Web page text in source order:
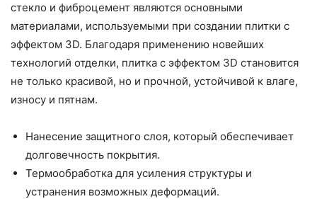
стекло и фиброцемент являются основными
материалами, используемыми при создании плитки с
эффектом 3D. Благодаря применению новейших
технологий отделки, плитка с эффектом 3D становится
не только красивой, но и прочной, устойчивой к влаге,
износу и пятнам.
Нанесение защитного слоя, который обеспечивает
долговечность покрытия.
Термообработка для усиления структуры и
устранения возможных деформаций.